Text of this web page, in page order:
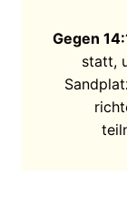
Gegen
statt,